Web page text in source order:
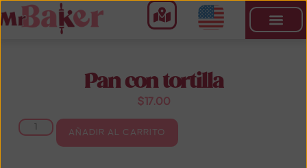
Pan con tortilla
$17.00
AÑADIR AL CARRITO